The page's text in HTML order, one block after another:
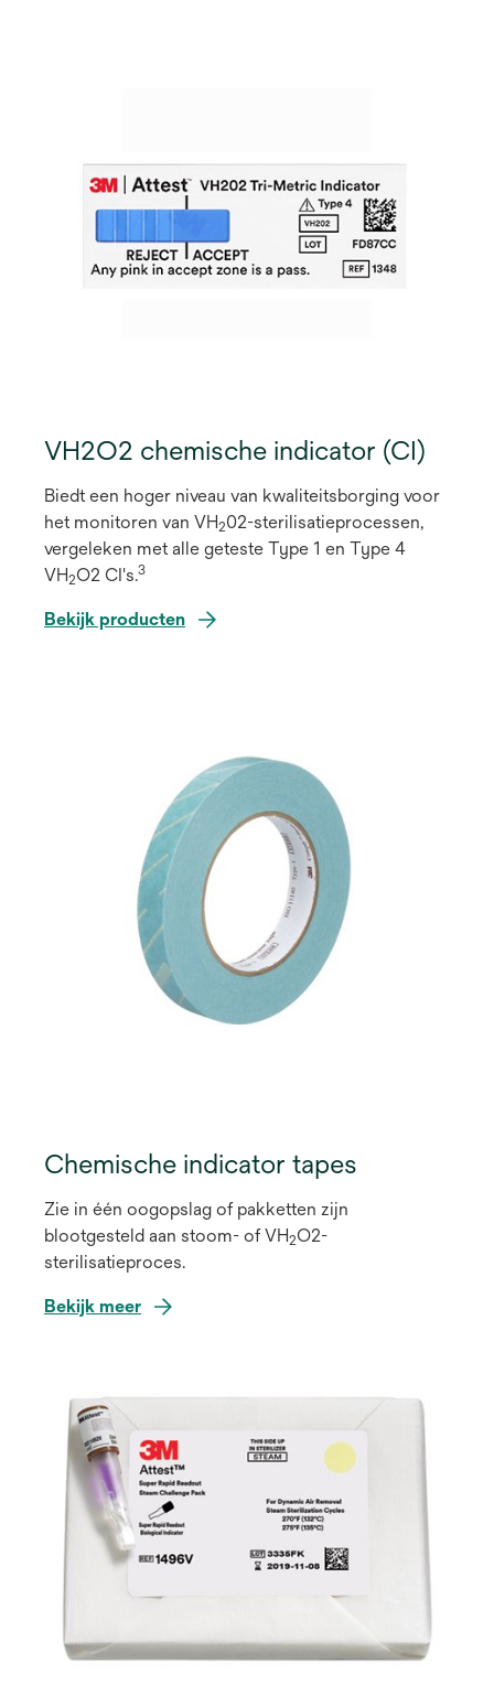
VH2O2 chemische indicator (CI)
Biedt een hoger niveau van kwaliteitsborging voor
het monitoren van VH202-sterilisatieprocessen,
vergeleken met alle geteste Type 1 en Type 4
VH2O2 CI's.3
Bekijk producten
Chemische indicator tapes
Zie in één oogopslag of pakketten zijn
blootgesteld aan stoom- of VH2O2-
sterilisatieproces.
Bekijk meer